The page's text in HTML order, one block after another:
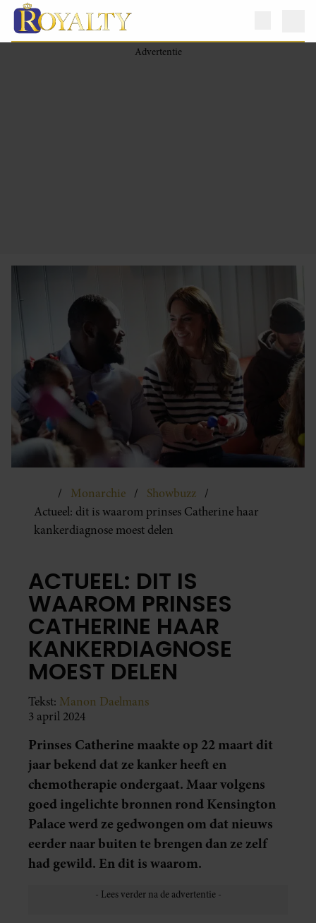
Monarchie
Showbuzz
Actueel: dit is waarom prinses Catherine haar
kankerdiagnose moest delen
ACTUEEL: DIT IS
WAAROM PRINSES
CATHERINE HAAR
KANKERDIAGNOSE
MOEST DELEN
Tekst: Manon Daelmans
3 april 2024
Prinses Catherine maakte op 22 maart dit
jaar bekend dat ze kanker heeft en
chemotherapie ondergaat. Maar volgens
goed ingelichte bronnen rond Kensington
Palace werd ze gedwongen om dat nieuws
eerder naar buiten te brengen dan ze zelf
had gewild. En dit is waarom.